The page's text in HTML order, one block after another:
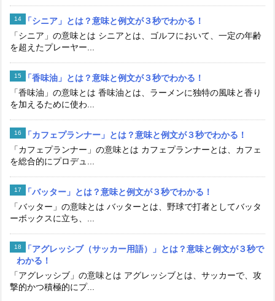
「シニア」とは？意味と例文が３秒でわかる！
「シニア」の意味とは シニアとは、ゴルフにおいて、一定の年齢
を超えたプレーヤー...
「香味油」とは？意味と例文が３秒でわかる！
「香味油」の意味とは 香味油とは、ラーメンに独特の風味と香り
を加えるために使わ...
「カフェプランナー」とは？意味と例文が３秒でわかる！
「カフェプランナー」の意味とは カフェプランナーとは、カフェ
を総合的にプロデュ...
「バッター」とは？意味と例文が３秒でわかる！
「バッター」の意味とは バッターとは、野球で打者としてバッタ
ーボックスに立ち、...
「アグレッシブ（サッカー用語）」とは？意味と例文が３秒で
わかる！
「アグレッシブ」の意味とは アグレッシブとは、サッカーで、攻
撃的かつ積極的にプ...